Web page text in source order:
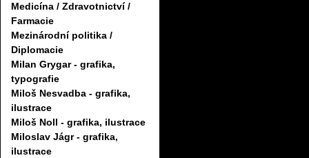
Medicína / Zdravotnictví /
Farmacie
Mezinárodní politika /
Diplomacie
Milan Grygar - grafika,
typografie
Miloš Nesvadba - grafika,
ilustrace
Miloš Noll - grafika, ilustrace
Miloslav Jágr - grafika,
ilustrace